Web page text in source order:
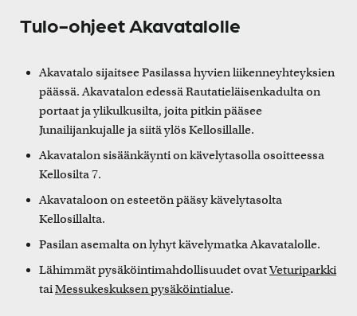
Tulo-ohjeet Akavatalolle
Akavatalo sijaitsee Pasilassa hyvien liikenneyhteyksien
päässä. Akavatalon edessä Rautatieläisenkadulta on
portaat ja ylikulkusilta, joita pitkin pääsee
Junailijankujalle ja siitä ylös Kellosillalle.
Akavatalon sisäänkäynti on kävelytasolla osoitteessa
Kellosilta 7.
Akavataloon on esteetön pääsy kävelytasolta
Kellosillalta.
Pasilan asemalta on lyhyt kävelymatka Akavatalolle.
Lähimmät pysäköintimahdollisuudet ovatVeturiparkki
taiMessukeskuksen pysäköintialue.